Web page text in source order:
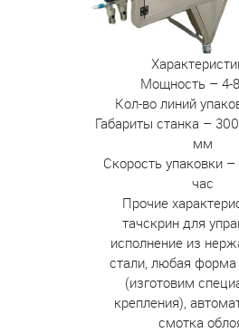
Мощность – 4-
Кол-во линий
Габариты станка –
мм
Скорость упаковки
час
Прочие
тачскрин для
исполнение из
стали, любая форма
(изготовим
крепления),
смотка